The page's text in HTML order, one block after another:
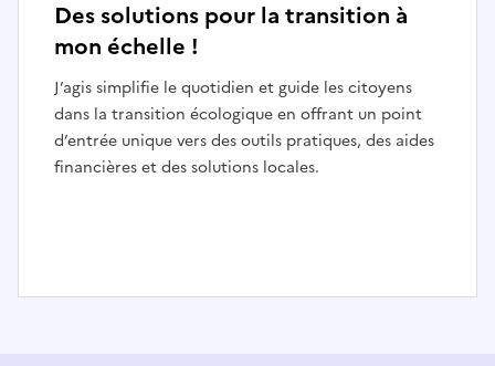
Des solutions pour la transition à
mon échelle !
J’agis simplifie le quotidien et guide les citoyens
dans la transition écologique en offrant un point
d’entrée unique vers des outils pratiques, des aides
financières et des solutions locales.